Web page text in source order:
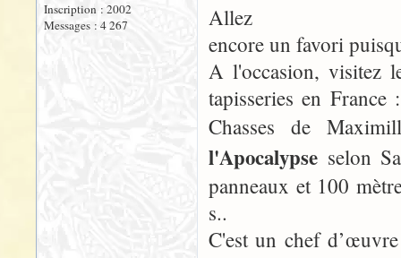
Inscription : 2002
Messages : 4 267
Allez
encore un favori
A l'occasion, visitez
tapisseries en
Chasses de
l'Apocalypse selon
panneaux et 100
s..
C'est un chef